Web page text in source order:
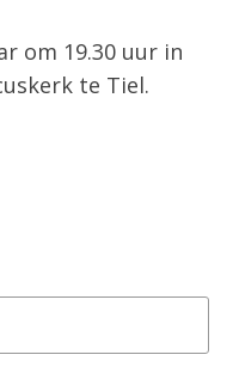
om 19.30 uur in
te Tiel.